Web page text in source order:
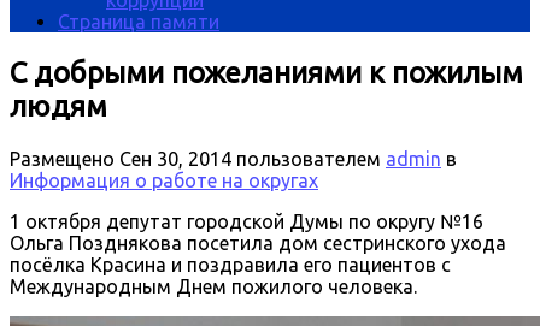
Страница памяти
С добрыми пожеланиями к пожилым
людям
Размещено Сен 30, 2014 пользователем admin в
Информация о работе на округах
1 октября депутат городской Думы по округу №16
Ольга Позднякова посетила дом сестринского ухода
посёлка Красина и поздравила его пациентов с
Международным Днем пожилого человека.